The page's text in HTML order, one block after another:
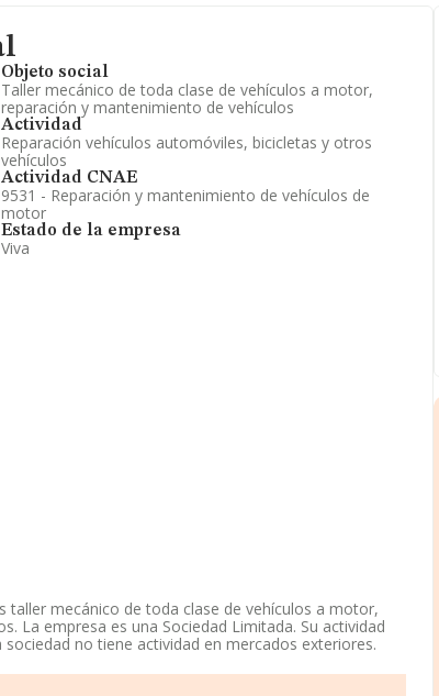
Objeto social
Taller mecánico de toda clase de vehículos a motor,
reparación y mantenimiento de vehículos
Actividad
Reparación vehículos automóviles, bicicletas y otros
vehículos
Actividad CNAE
9531 - Reparación y mantenimiento de vehículos de
motor
Estado de la empresa
Viva
taller mecánico de toda clase de vehículos a motor,
La empresa es una Sociedad Limitada. Su actividad
sociedad no tiene actividad en mercados exteriores.
a través del teléfono 919124477 y la web es